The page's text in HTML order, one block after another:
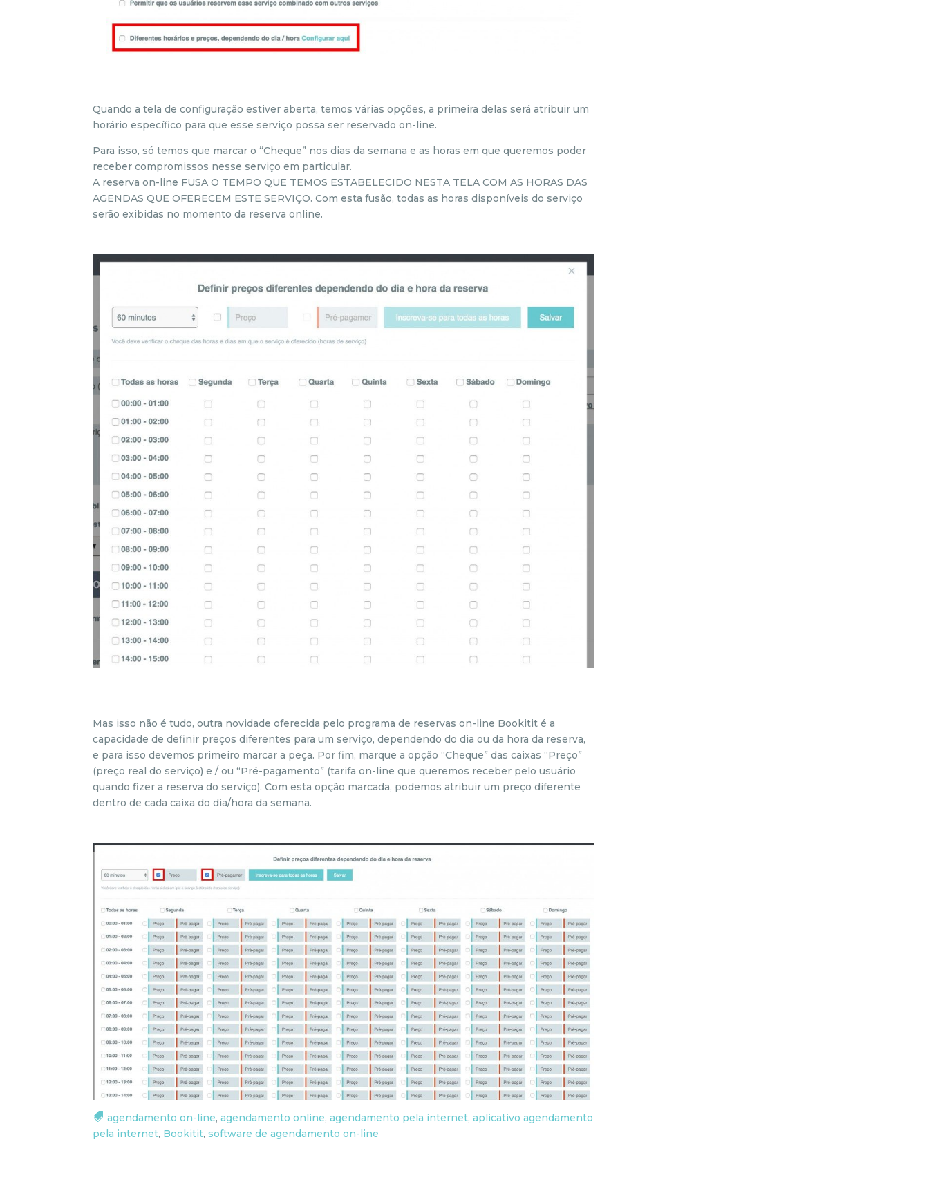
Quando a tela de configuração estiver aberta, temos várias opções, a primeira delas será atribuir um
horário específico para que esse serviço possa ser reservado on-line.
Para isso, só temos que marcar o “Cheque” nos dias da semana e as horas em que queremos poder
receber compromissos nesse serviço em particular.
A reserva on-line FUSA O TEMPO QUE TEMOS ESTABELECIDO NESTA TELA COM AS HORAS DAS
AGENDAS QUE OFERECEM ESTE SERVIÇO. Com esta fusão, todas as horas disponíveis do serviço
serão exibidas no momento da reserva online.
Mas isso não é tudo, outra novidade oferecida pelo programa de reservas on-line Bookitit é a
capacidade de definir preços diferentes para um serviço, dependendo do dia ou da hora da reserva,
e para isso devemos primeiro marcar a peça. Por fim, marque a opção “Cheque” das caixas “Preço”
(preço real do serviço) e / ou “Pré-pagamento” (tarifa on-line que queremos receber pelo usuário
quando fizer a reserva do serviço). Com esta opção marcada, podemos atribuir um preço diferente
dentro de cada caixa do dia/hora da semana.
agendamento on-line,agendamento online,agendamento pela internet,aplicativo agendamento
pela internet, Bookitit,software de agendamento on-line